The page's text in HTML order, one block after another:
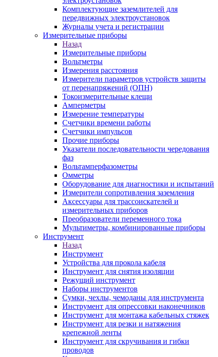
Комплектующие заземлителей для
передвижных электроустановок
Журналы учета и регистрации
Измерительные приборы
Назад
Измерительные приборы
Вольтметры
Измерения расстояния
Измерители параметров устройств защиты
от перенапряжений (ОПН)
Токоизмерительные клещи
Амперметры
Измерение температуры
Счетчики времени работы
Счетчики импульсов
Прочие приборы
Указатели последовательности чередования
фаз
Вольтамперфазометры
Омметры
Оборудование для диагностики и испытаний
Измерители сопротивления заземления
Аксессуары для трассоискателей и
измерительных приборов
Преобразователи переменного тока
Мультиметры, комбинированные приборы
Инструмент
Назад
Инструмент
Устройства для прокола кабеля
Инструмент для снятия изоляции
Режущий инструмент
Наборы инструментов
Сумки, чехлы, чемоданы для инструмента
Инструмент для опрессовки наконечников
Инструмент для монтажа кабельных стяжек
Инструмент для резки и натяжения
крепежной ленты
Инструмент для скручивания и гибки
проводов